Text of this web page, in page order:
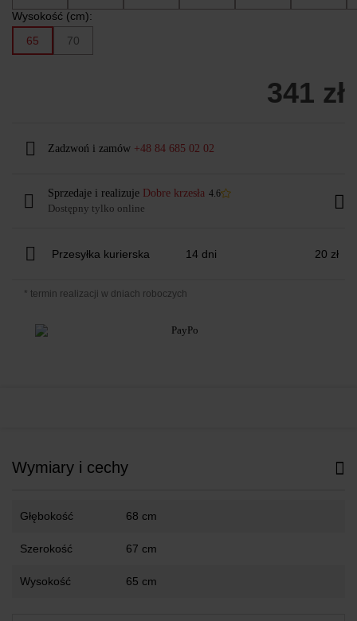
Wysokość (cm):
65
70
341 zł
Zadzwoń i zamów +48 84 685 02 02
Sprzedaje i realizuje Dobre krzesła 4.6
Dostępny tylko online
Przesyłka kurierska 14 dni 20 zł
* termin realizacji w dniach roboczych
Wymiary i cechy
Głębokość 68 cm
Szerokość 67 cm
Wysokość 65 cm